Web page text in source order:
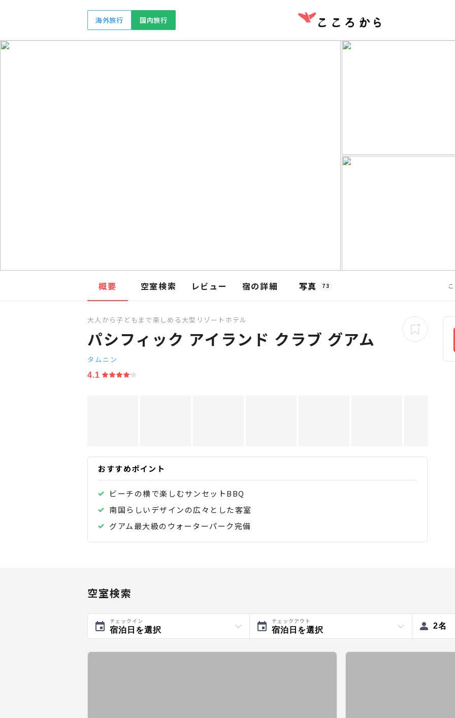
海外旅行 国内旅行
概要 空室検索 レビュー 宿の詳細 写真 73
大人から子どもまで楽しめる大型リゾートホテル
パシフィック アイランド クラブ グアム
タムニン
4.1
おすすめポイント
ビーチの横で楽しむサンセットBBQ
南国らしいデザインの広々とした客室
グアム最大級のウォーターパーク完備
空室検索
チェックイン
宿泊日を選択
チェックアウト
宿泊日を選択 2名